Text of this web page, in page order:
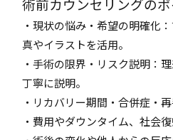
術前カウンセリングの
・現状の悩み・希望の明確化
真やイラストを活用。
・手術の限界・リスク説明：
丁寧に説明。
・リカバリー期間・合併症・再
・費用やダウンタイム、社会復